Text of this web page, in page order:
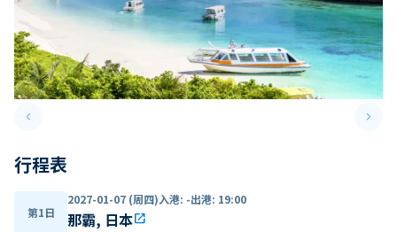
keyboard_arrow_leftPrevious slide keyboard_arrow_right
行程表
第1日
2027-01-07 (周四)入港: -出港: 19:00
那霸, 日本open_in_new